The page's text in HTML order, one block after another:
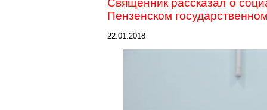
Священник рассказал о
Пензенском
22.01.2018